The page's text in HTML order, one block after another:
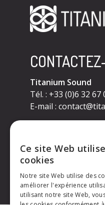
Titanium Sound
Tél. : +33 (0)6 32 67
E-mail :
Titanium Sound
Tél. : +33 (0)6 32 67
E-mail :
Ce site Web
cookies
Notre site Web utilise des
améliorer l'expérience
utilisant notre site Web,